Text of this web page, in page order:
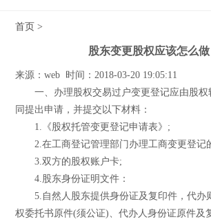
首页 >
股东变更股权应该怎么做
来源：web 时间：2018-03-20 19:05:11
一、办理股权交易过户变更登记应由股权
同提出申请，并提交以下材料：
1.《股权托管变更登记申请表》;
2.在工商登记管理部门办理工商变更登记
3.双方的股权账户卡;
4.股东身份证明文件：
5.自然人股东提供身份证及复印件，代办
权委托书原件(须公证)、代办人身份证原件及